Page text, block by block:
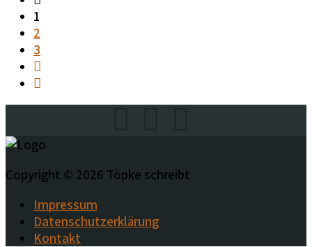
1
2
3
Copyright © 2026 Töpke schreibt
Impressum
Datenschutzerklärung
Kontakt